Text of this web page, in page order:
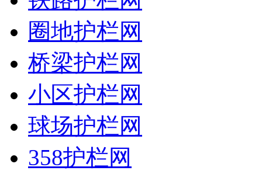
圈地护栏网
桥梁护栏网
小区护栏网
球场护栏网
358护栏网